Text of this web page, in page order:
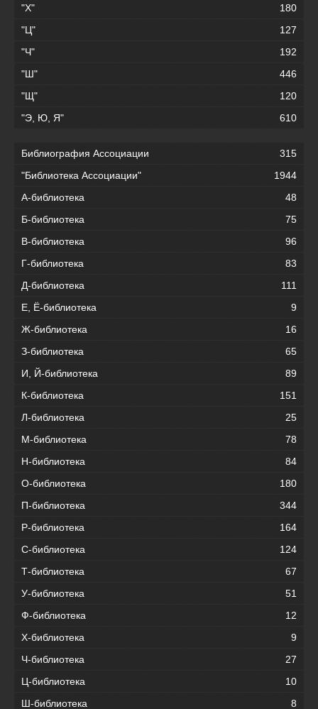
"Х"
180
"Ц"
127
"Ч"
192
"Ш"
446
"Щ"
120
"Э, Ю, Я"
610
Библиография Ассоциации
315
"Библиотека Ассоциации"
1944
А-библиотека
48
Б-библиотека
75
В-библиотека
96
Г-библиотека
83
Д-библиотека
111
Е, Ё-библиотека
9
Ж-библиотека
16
З-библиотека
65
И, Й-библиотека
89
К-библиотека
151
Л-библиотека
25
М-библиотека
78
Н-библиотека
84
О-библиотека
180
П-библиотека
344
Р-библиотека
164
С-библиотека
124
Т-библиотека
67
У-библиотека
51
Ф-библиотека
12
Х-библиотека
9
Ч-библиотека
27
Ц-библиотека
10
Ш-библиотека
8